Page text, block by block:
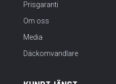
Prisgaranti
Om oss
Media
Däckomvandlare